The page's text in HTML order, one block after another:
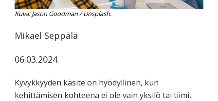
Kuva: Jason Goodman / Unsplash.
Mikael Seppälä
06.03.2024
Kyvykkyyden käsite on hyödyllinen, kun
kehittämisen kohteena ei ole vain yksilö tai tiimi,